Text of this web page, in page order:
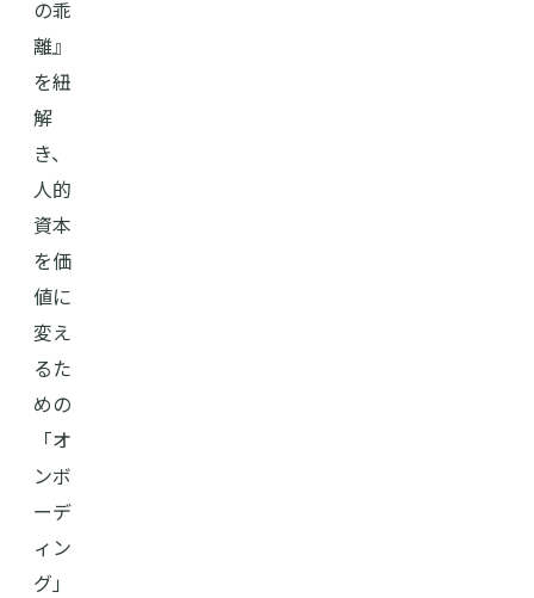
の乖
離』
を紐
解
き、
人的
資本
を価
値に
変え
るた
めの
「オ
ンボ
ーデ
ィン
グ」